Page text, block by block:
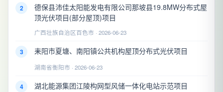
2
德保县沛佳太阳能发电有限公司那坡县19.8MW分布式屋
顶光伏项目(部分屋顶)项目
广西壮族自治区百色市 · 2026-06-23
3 耒阳市夏塘、南阳镇公共机构屋顶分布式光伏项目
湖南省衡阳市 · 2026-06-23
4 湖北能源集团江陵构网型风储一体化电站示范项目